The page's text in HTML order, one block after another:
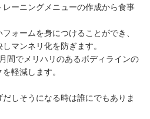
ーニングメニューの作成から食事
ォームを身につけることができ、
マンネリ化を防ぎます。
間でメリハリのあるボディラインの
軽減します。
しそうになる時は誰にでもありま